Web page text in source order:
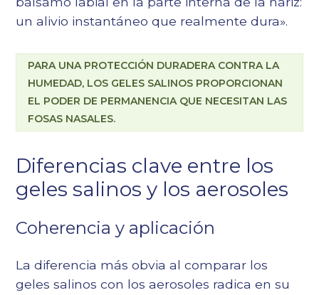
un alivio instantáneo que realmente dura».
PARA UNA PROTECCIÓN DURADERA CONTRA LA
HUMEDAD, LOS GELES SALINOS PROPORCIONAN
EL PODER DE PERMANENCIA QUE NECESITAN LAS
FOSAS NASALES.
Diferencias clave entre los
geles salinos y los aerosoles
Coherencia y aplicación
La diferencia más obvia al comparar los
geles salinos con los aerosoles radica en su